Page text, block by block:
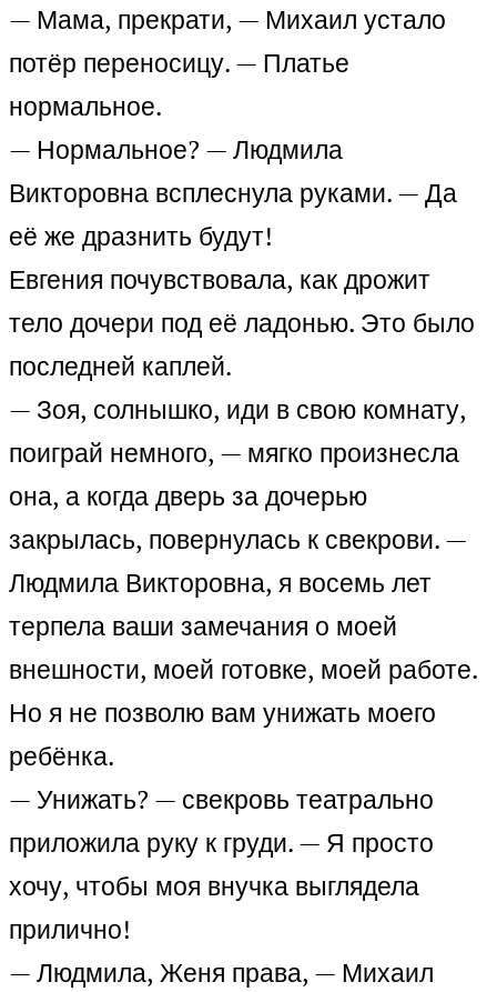
— Мама, прекрати, — Михаил устало
потёр переносицу. — Платье
нормальное.
— Нормальное? — Людмила
Викторовна всплеснула руками. — Да
её же дразнить будут!
Евгения почувствовала, как дрожит
тело дочери под её ладонью. Это было
последней каплей.
— Зоя, солнышко, иди в свою комнату,
поиграй немного, — мягко произнесла
она, а когда дверь за дочерью
закрылась, повернулась к свекрови. —
Людмила Викторовна, я восемь лет
терпела ваши замечания о моей
внешности, моей готовке, моей работе.
Но я не позволю вам унижать моего
ребёнка.
— Унижать? — свекровь театрально
приложила руку к груди. — Я просто
хочу, чтобы моя внучка выглядела
прилично!
— Людмила, Женя права, — Михаил